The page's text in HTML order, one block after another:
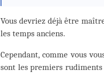
Vous devriez déjà être
les temps anciens.
Cependant, comme vous
sont les premiers